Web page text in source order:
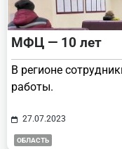
МФЦ — 10 лет
В регионе
работы.
27.07.2023
ОБЛАСТЬ